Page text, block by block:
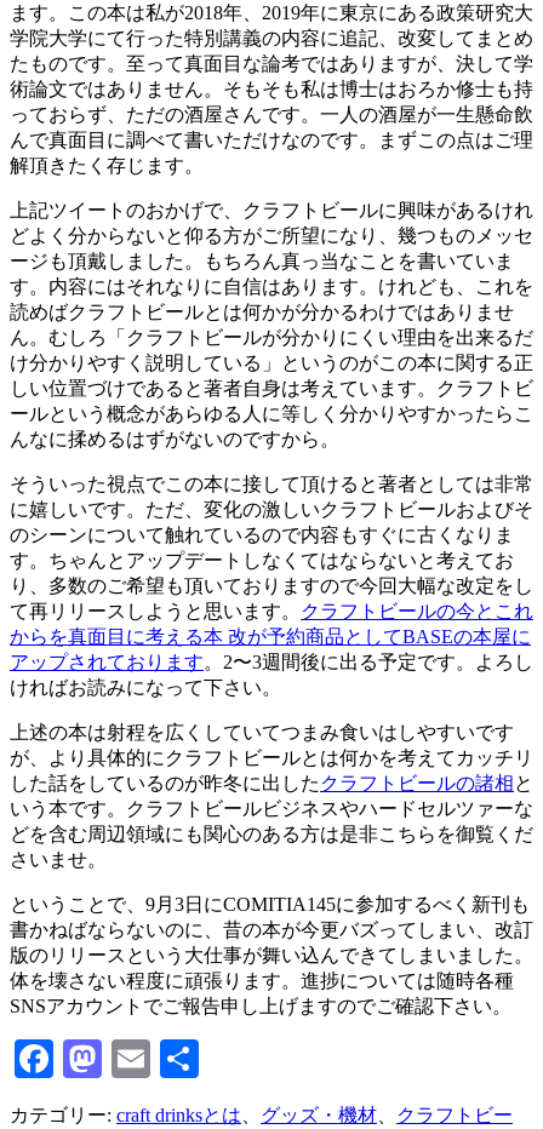
ます。この本は私が2018年、2019年に東京にある政策研究大
学院大学にて行った特別講義の内容に追記、改変してまとめ
たものです。至って真面目な論考ではありますが、決して学
術論文ではありません。そもそも私は博士はおろか修士も持
っておらず、ただの酒屋さんです。一人の酒屋が一生懸命飲
んで真面目に調べて書いただけなのです。まずこの点はご理
解頂きたく存じます。
上記ツイートのおかげで、クラフトビールに興味があるけれ
どよく分からないと仰る方がご所望になり、幾つものメッセ
ージも頂戴しました。もちろん真っ当なことを書いていま
す。内容にはそれなりに自信はあります。けれども、これを
読めばクラフトビールとは何かが分かるわけではありませ
ん。むしろ「クラフトビールが分かりにくい理由を出来るだ
け分かりやすく説明している」というのがこの本に関する正
しい位置づけであると著者自身は考えています。クラフトビ
ールという概念があらゆる人に等しく分かりやすかったらこ
んなに揉めるはずがないのですから。
そういった視点でこの本に接して頂けると著者としては非常
に嬉しいです。ただ、変化の激しいクラフトビールおよびそ
のシーンについて触れているので内容もすぐに古くなりま
す。ちゃんとアップデートしなくてはならないと考えてお
り、多数のご希望も頂いておりますので今回大幅な改定をし
て再リリースしようと思います。
クラフトビールの今とこれ
からを真面目に考える本 改が予約商品としてBASEの本屋に
アップされております。2〜3週間後に出る予定です。よろし
ければお読みになって下さい。
上述の本は射程を広くしていてつまみ食いはしやすいです
が、より具体的にクラフトビールとは何かを考えてカッチリ
した話をしているのが昨冬に出した クラフトビールの諸相と
いう本です。クラフトビールビジネスやハードセルツァーな
どを含む周辺領域にも関心のある方は是非こちらを御覧くだ
さいませ。
ということで、9月3日にCOMITIA145に参加するべく新刊も
書かねばならないのに、昔の本が今更バズってしまい、改訂
版のリリースという大仕事が舞い込んできてしまいました。
体を壊さない程度に頑張ります。進捗については随時各種
SNSアカウントでご報告申し上げますのでご確認下さい。
Facebook
Mastodon
Email
有
カテゴリー: craft drinksとは グッズ・機材 クラフトビー